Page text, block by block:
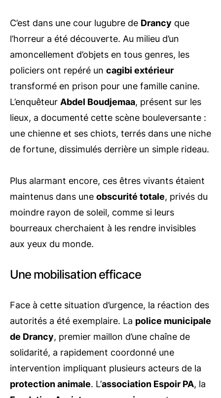
C’est dans une cour lugubre de Drancy que
l’horreur a été découverte. Au milieu d’un
amoncellement d’objets en tous genres, les
policiers ont repéré un cagibi extérieur
transformé en prison pour une famille canine.
L’enquêteur Abdel Boudjemaa, présent sur les
lieux, a documenté cette scène bouleversante :
une chienne et ses chiots, terrés dans une niche
de fortune, dissimulés derrière un simple rideau.
Plus alarmant encore, ces êtres vivants étaient
maintenus dans une obscurité totale, privés du
moindre rayon de soleil, comme si leurs
bourreaux cherchaient à les rendre invisibles
aux yeux du monde.
Une mobilisation efficace
Face à cette situation d’urgence, la réaction des
autorités a été exemplaire. La police municipale
de Drancy, premier maillon d’une chaîne de
solidarité, a rapidement coordonné une
intervention impliquant plusieurs acteurs de la
protection animale. L’association Espoir PA, la